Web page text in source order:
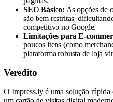
SEO Básico: As opções de
são bem restritas,
competitivo no Google.
Limitações para E-
poucos itens (como
plataforma robusta de loja
Veredito
O Impress.ly é uma solução rápida
um cartão de visitas digital